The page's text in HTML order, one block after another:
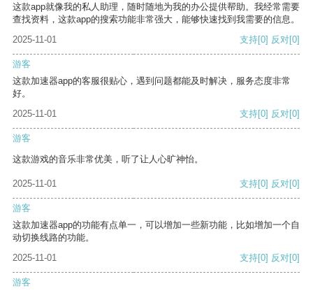
这款app就像我的私人助理，随时随地为我的办公提供帮助。我经常需要
查找资料，这款app的搜索功能非常强大，能够快速找到我需要的信息。
2025-11-01
支持[0] 反对[0]
游客
这款加速器app的客服很贴心，遇到问题都能及时解决，服务态度非常
好。
2025-11-01
支持[0] 反对[0]
游客
这款游戏的音乐非常优美，听了让人心旷神怡。
2025-11-01 支持[0] 反对[0]
游客
这款加速器app的功能有点单一，可以增加一些新功能，比如增加一个自
动切换线路的功能。
2025-11-01
支持[0] 反对[0]
游客